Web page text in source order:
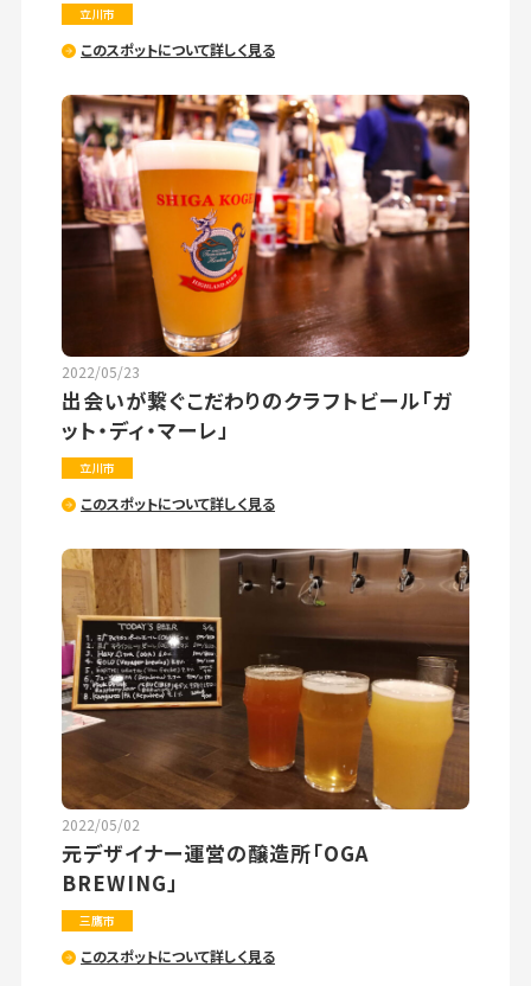
立川市
このスポットについて詳しく見る
2022/05/23
出会いが繋ぐこだわりのクラフトビール「ガ
ット・ディ・マーレ」
立川市
このスポットについて詳しく見る
2022/05/02
元デザイナー運営の醸造所「OGA
BREWING」
三鷹市
このスポットについて詳しく見る